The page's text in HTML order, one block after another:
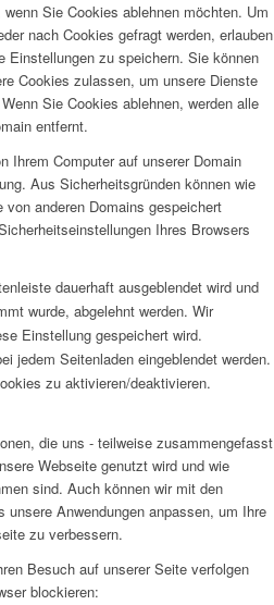
Sie Cookies ablehnen möchten. Um
nach Cookies gefragt werden, erlauben
Einstellungen zu speichern. Sie können
Cookies zulassen, um unsere Dienste
Sie Cookies ablehnen, werden alle
entfernt.
Ihrem Computer auf unserer Domain
Aus Sicherheitsgründen können wie
anderen Domains gespeichert
Ihres Browsers
dauerhaft ausgeblendet wird und
wurde, abgelehnt werden. Wir
Einstellung gespeichert wird.
jedem Seitenladen eingeblendet werden.
zu aktivieren/deaktivieren.
die uns - teilweise zusammengefasst
Webseite genutzt wird und wie
sind. Auch können wir mit den
Anwendungen anpassen, um Ihre
zu verbessern.
Besuch auf unserer Seite verfolgen
blockieren: